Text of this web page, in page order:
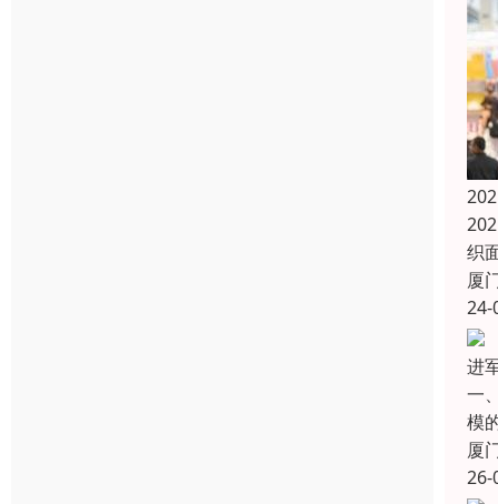
织
厦
24-
进
一
模
厦
26-